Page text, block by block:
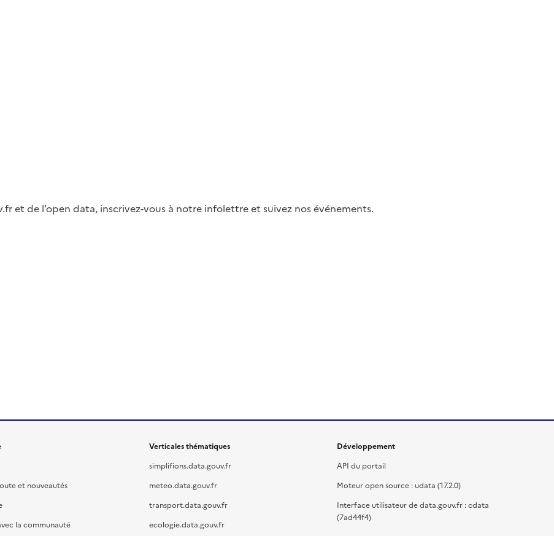
et de l’open data, inscrivez-vous à notre infolettre et suivez nos événements.
et nouveautés
la communauté
Verticales thématiques
simplifions.data.gouv.fr
meteo.data.gouv.fr
transport.data.gouv.fr
ecologie.data.gouv.fr
Développement
API du portail
Moteur open source : udata (17.2.0)
Interface utilisateur de data.gouv.fr : cdata
(7ad44f4)